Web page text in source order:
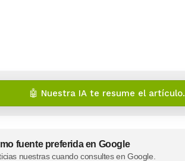
🤖 Nuestra IA te resume el artículo.
fuente preferida en Google
nuestras cuando consultes en Google.